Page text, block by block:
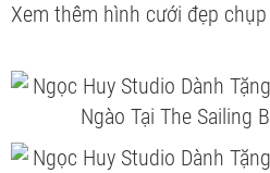
Xem thêm hình cưới đẹp